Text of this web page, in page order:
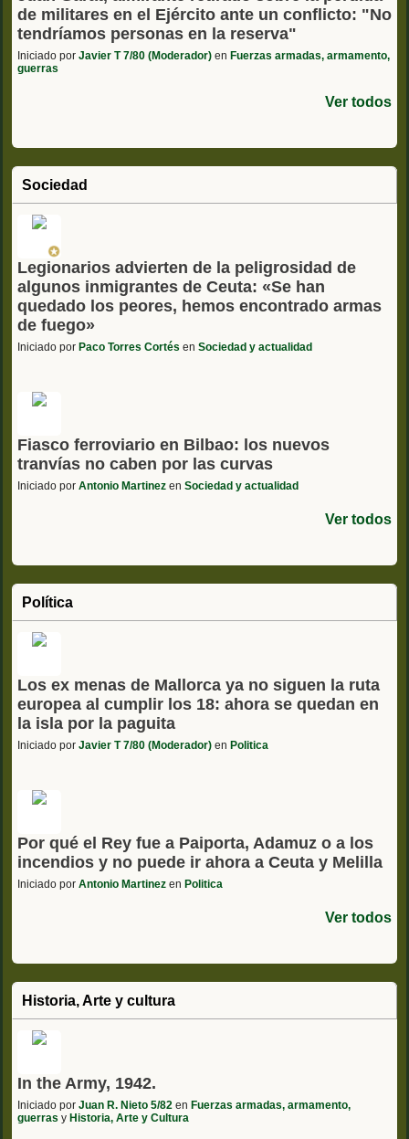
de militares en el Ejército ante un conflicto: "No
tendríamos personas en la reserva"
Iniciado por Javier T 7/80 (Moderador) en Fuerzas armadas, armamento,
guerras
Ver todos
Sociedad
Legionarios advierten de la peligrosidad de
algunos inmigrantes de Ceuta: «Se han
quedado los peores, hemos encontrado armas
de fuego»
Iniciado por Paco Torres Cortés en Sociedad y actualidad
Fiasco ferroviario en Bilbao: los nuevos
tranvías no caben por las curvas
Iniciado por Antonio Martinez en Sociedad y actualidad
Ver todos
Política
Los ex menas de Mallorca ya no siguen la ruta
europea al cumplir los 18: ahora se quedan en
la isla por la paguita
Iniciado por Javier T 7/80 (Moderador) en Politica
Por qué el Rey fue a Paiporta, Adamuz o a los
incendios y no puede ir ahora a Ceuta y Melilla
Iniciado por Antonio Martinez en Politica
Ver todos
Historia, Arte y cultura
In the Army, 1942.
Iniciado por Juan R. Nieto 5/82 en Fuerzas armadas, armamento,
guerras y Historia, Arte y Cultura